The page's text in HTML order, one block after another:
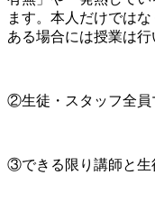
ます。本人だけでは
ある場合には授業は行
②生徒・スタッフ全員
③できる限り講師と生